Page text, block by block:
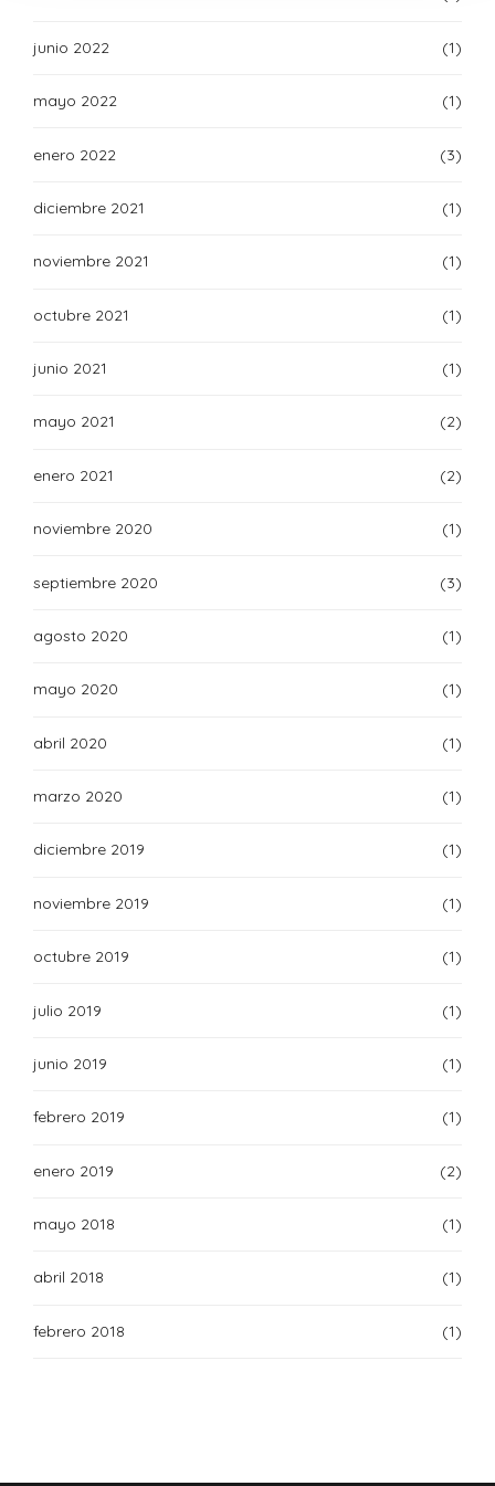
junio 2022 (1)
mayo 2022 (1)
enero 2022 (3)
diciembre 2021 (1)
noviembre 2021 (1)
octubre 2021 (1)
junio 2021 (1)
mayo 2021 (2)
enero 2021 (2)
noviembre 2020 (1)
septiembre 2020 (3)
agosto 2020 (1)
mayo 2020 (1)
abril 2020 (1)
marzo 2020 (1)
diciembre 2019 (1)
noviembre 2019 (1)
octubre 2019 (1)
julio 2019 (1)
junio 2019 (1)
febrero 2019 (1)
enero 2019 (2)
mayo 2018 (1)
abril 2018 (1)
febrero 2018 (1)